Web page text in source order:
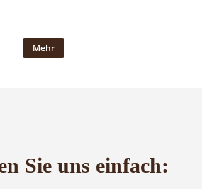
Mehr
Sie uns einfach: